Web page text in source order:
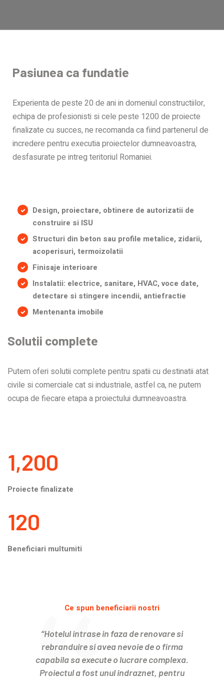
Pasiunea ca fundatie
Experienta de peste 20 de ani in domeniul constructiilor,
echipa de profesionisti si cele peste 1200 de proiecte
finalizate cu succes, ne recomanda ca fiind partenerul de
incredere pentru executia proiectelor dumneavoastra,
desfasurate pe intreg teritoriul Romaniei.
Design, proiectare, obtinere de autorizatii de
construire si ISU
Structuri din beton sau profile metalice, zidarii,
acoperisuri, termoizolatii
Finisaje interioare
Instalatii: electrice, sanitare, HVAC, voce date,
detectare si stingere incendii, antiefractie
Mentenanta imobile
Solutii complete
Putem oferi solutii complete pentru spatii cu destinatii atat
civile si comerciale cat si industriale, astfel ca, ne putem
ocupa de fiecare etapa a proiectului dumneavoastra.
1,200
Proiecte finalizate
120
Beneficiari multumiti
Ce spun beneficiarii nostri
“Hotelul intrase in faza de renovare si
rebranduire si avea nevoie de o firma
capabila sa execute o lucrare complexa.
Proiectul a fost unul indraznet, pentru